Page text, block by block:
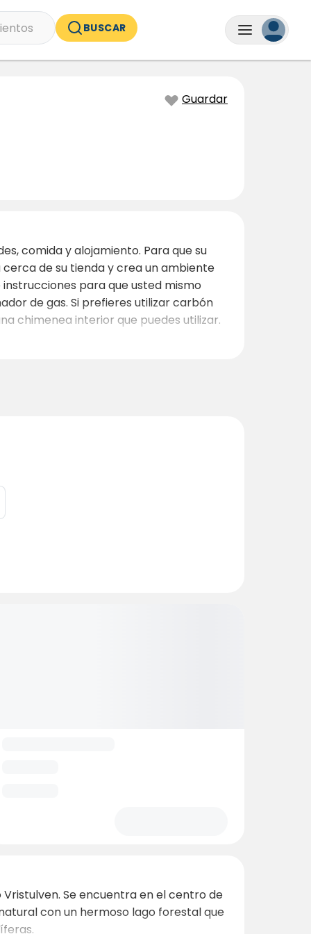
BUSCAR
Guardar
comida y alojamiento. Para que su
de su tienda y crea un ambiente
para que usted mismo
de gas. Si prefieres utilizar carbón
chimenea interior que puedes utilizar.
Se encuentra en el centro de
con un hermoso lago forestal que